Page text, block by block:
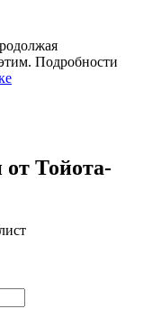
Подробности
Тойота-